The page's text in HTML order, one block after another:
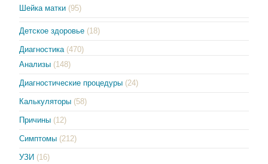
Шейка матки (95)
Детское здоровье (18)
Диагностика (470)
Анализы (148)
Диагностические процедуры (24)
Калькуляторы (58)
Причины (12)
Симптомы (212)
УЗИ (16)